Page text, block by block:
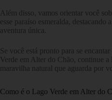
Além disso, vamos orientar você
esse paraíso esmeralda, destacando
aventura única.
Se você está pronto para se
Verde em Alter do Chão, continue
maravilha natural que aguarda por
Como é o Lago Verde em Alter do